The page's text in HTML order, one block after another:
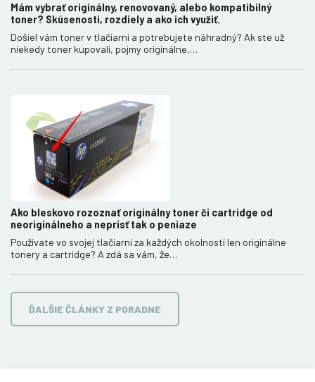
Mám vybrať originálny, renovovaný, alebo kompatibilný
toner? Skúsenosti, rozdiely a ako ich využiť.
Došiel vám toner v tlačiarni a potrebujete náhradný? Ak ste už
niekedy toner kupovali, pojmy originálne,…
Ako bleskovo rozoznať originálny toner či cartridge od
neoriginálneho a neprísť tak o peniaze
Používate vo svojej tlačiarni za každých okolností len originálne
tonery a cartridge? A zdá sa vám, že…
ĎALŠIE ČLÁNKY Z PORADNE